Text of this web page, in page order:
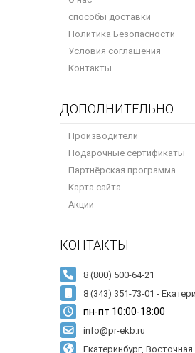
способы доставки
Политика Безопасности
Условия соглашения
Контакты
ДОПОЛНИТЕЛЬНО
Производители
Подарочные сертификаты
Партнёрская программа
Карта сайта
Акции
КОНТАКТЫ
8 (343) 351-73-01 -
пн-пт 10:00-18:00
info@pr-ekb.ru
Екатеринбург, Восточная